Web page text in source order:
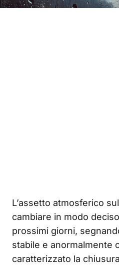
L’assetto atmosferico
cambiare in modo
prossimi giorni,
stabile e anormalmente
caratterizzato la